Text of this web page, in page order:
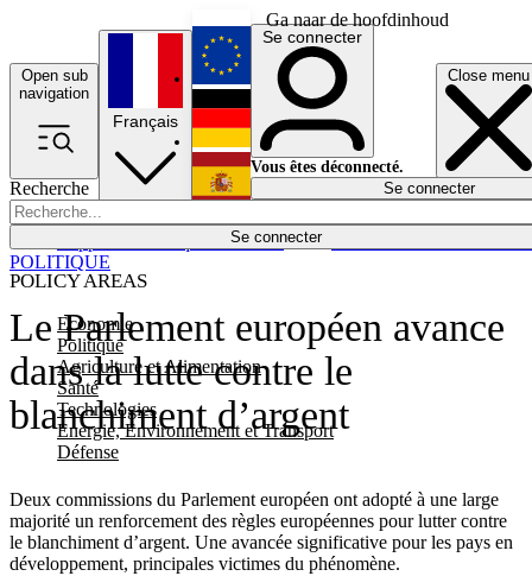
Ga naar de hoofdinhoud
Open sub
navigation
Close menu
Recherche
Se connecter
POLICY AREAS
Economie
Politique
Agriculture et Alimentation
Santé
Technologies
Energie, Environnement et Transport
Défense
Économie
Français
English
Deutsch
Español
Se connecter
Vous êtes déconnecté.
Se connecter
Le Parlement européen avance
dans la lutte contre le
blanchiment d’argent
Deux commissions du Parlement européen ont adopté à une large
majorité un renforcement des règles européennes pour lutter contre
le blanchiment d’argent. Une avancée significative pour les pays en
développement, principales victimes du phénomène.
POLITIQUE